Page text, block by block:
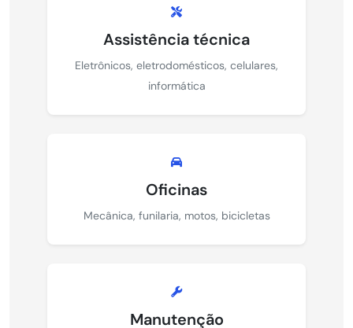
Assistência técnica
Eletrônicos, eletrodomésticos, celulares,
informática
Oficinas
Mecânica, funilaria, motos, bicicletas
Manutenção